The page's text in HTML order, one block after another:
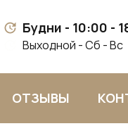
Будни - 10:00 -
Выходной - Сб - Вс
ОТЗЫВЫ